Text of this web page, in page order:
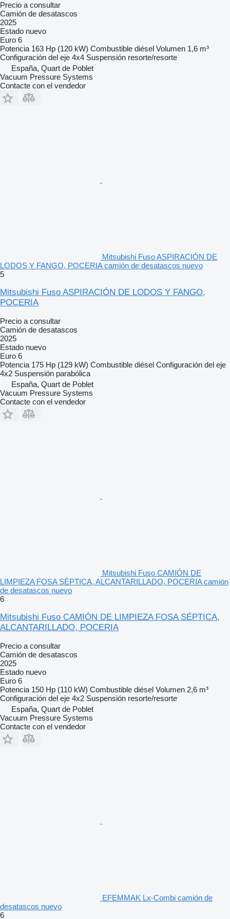
Precio a consultar
Camión de desatascos
2025
Estado nuevo
Euro 6
Potencia 163 Hp (120 kW) Combustible diésel Volumen 1,6 m³
Configuración del eje 4x4 Suspensión resorte/resorte
España, Quart de Poblet
Vacuum Pressure Systems
Contacte con el vendedor
Mitsubishi Fuso ASPIRACIÓN DE
LODOS Y FANGO, POCERIA camión de desatascos nuevo
5
Mitsubishi Fuso ASPIRACIÓN DE LODOS Y FANGO,
POCERIA
Precio a consultar
Camión de desatascos
2025
Estado nuevo
Euro 6
Potencia 175 Hp (129 kW) Combustible diésel Configuración del eje
4x2 Suspensión parabólica
España, Quart de Poblet
Vacuum Pressure Systems
Contacte con el vendedor
Mitsubishi Fuso CAMIÓN DE
LIMPIEZA FOSA SÉPTICA, ALCANTARILLADO, POCERIA camión
de desatascos nuevo
6
Mitsubishi Fuso CAMIÓN DE LIMPIEZA FOSA SÉPTICA,
ALCANTARILLADO, POCERIA
Precio a consultar
Camión de desatascos
2025
Estado nuevo
Euro 6
Potencia 150 Hp (110 kW) Combustible diésel Volumen 2,6 m³
Configuración del eje 4x2 Suspensión resorte/resorte
España, Quart de Poblet
Vacuum Pressure Systems
Contacte con el vendedor
EFEMMAK Lx-Combi camión de
desatascos nuevo
6